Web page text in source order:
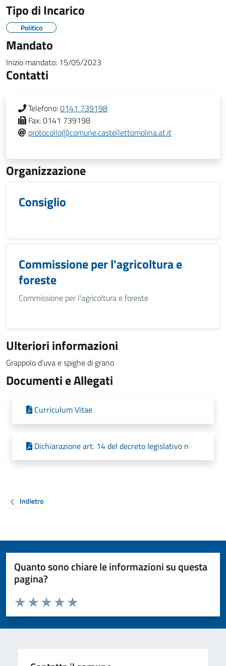
Tipo di Incarico
Politico
Mandato
Inizio mandato: 15/05/2023
Contatti
Telefono:0141 739198
Fax:0141 739198
protocollo@comune.castellettomolina.at.it
Organizzazione
Consiglio
Commissione per l'agricoltura e
foreste
Commissione per l'agricoltura e foreste
Ulteriori informazioni
Grappolo d'uva e spighe di grano
Documenti e Allegati
Curriculum Vitae
Dichiarazione art. 14 del decreto legislativo n
Indietro
Quanto sono chiare le informazioni su questa
pagina?
Valuta da 1 a 5 stelle la pagina
Valuta 5 stelle su 5
Valuta 4 stelle su 5
Valuta 3 stelle su 5
Valuta 2 stelle su 5
Valuta 1 stelle su 5